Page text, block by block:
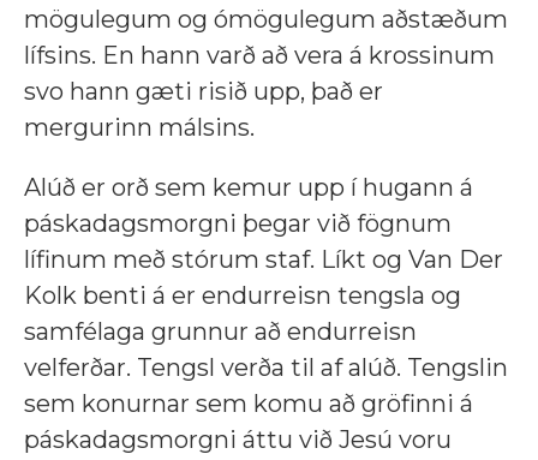
mögulegum og ómögulegum aðstæðum
lífsins. En hann varð að vera á krossinum
svo hann gæti risið upp, það er
mergurinn málsins.
Alúð er orð sem kemur upp í hugann á
páskadagsmorgni þegar við fögnum
lífinum með stórum staf. Líkt og Van Der
Kolk benti á er endurreisn tengsla og
samfélaga grunnur að endurreisn
velferðar. Tengsl verða til af alúð. Tengslin
sem konurnar sem komu að gröfinni á
páskadagsmorgni áttu við Jesú voru